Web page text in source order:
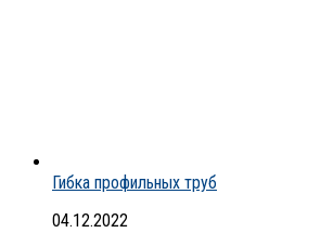
Гибка профильных труб
04.12.2022